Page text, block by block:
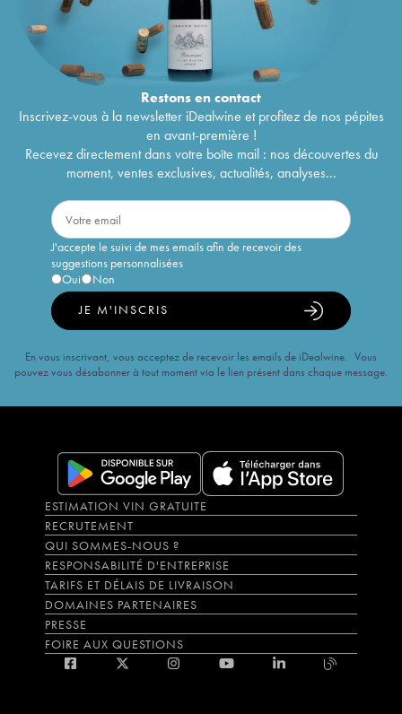
Restons encontact
Inscrivez-vous à la newsletter iDealwine et profitez de nos pépites
en avant-première !
Recevez directement dans votre boîte mail : nos découvertes du
moment, ventes exclusives, actualités, analyses...
J'accepte le suivi de mes emails afin de recevoir des
suggestions personnalisées
Oui
Non
JE M'INSCRIS
En vous inscrivant, vous acceptez de recevoir les emails de iDealwine. Vous
pouvez vous désabonner à tout moment via le lien présent dans chaque message.
ESTIMATION VIN GRATUITE
RECRUTEMENT
QUI SOMMES-NOUS ?
RESPONSABILITÉ D'ENTREPRISE
TARIFS ET DÉLAIS DE LIVRAISON
DOMAINES PARTENAIRES
PRESSE
FOIRE AUX QUESTIONS